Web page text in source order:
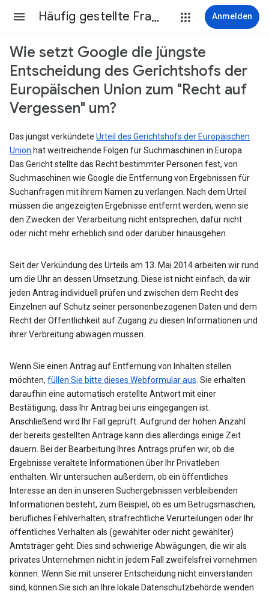
Häufig gestellte Fragen Anmelden
Wie setzt Google die jüngste
Entscheidung des Gerichtshofs der
Europäischen Union zum "Recht auf
Vergessen" um?
Das jüngst verkündete Urteil des Gerichtshofs der Europäischen
Union hat weitreichende Folgen für Suchmaschinen in Europa.
Das Gericht stellte das Recht bestimmter Personen fest, von
Suchmaschinen wie Google die Entfernung von Ergebnissen für
Suchanfragen mit ihrem Namen zu verlangen. Nach dem Urteil
müssen die angezeigten Ergebnisse entfernt werden, wenn sie
den Zwecken der Verarbeitung nicht entsprechen, dafür nicht
oder nicht mehr erheblich sind oder darüber hinausgehen.
Seit der Verkündung des Urteils am 13. Mai 2014 arbeiten wir rund
um die Uhr an dessen Umsetzung. Diese ist nicht einfach, da wir
jeden Antrag individuell prüfen und zwischen dem Recht des
Einzelnen auf Schutz seiner personenbezogenen Daten und dem
Recht der Öffentlichkeit auf Zugang zu diesen Informationen und
ihrer Verbreitung abwägen müssen.
Wenn Sie einen Antrag auf Entfernung von Inhalten stellen
möchten, füllen Sie bitte dieses Webformular aus . Sie erhalten
daraufhin eine automatisch erstellte Antwort mit einer
Bestätigung, dass Ihr Antrag bei uns eingegangen ist.
Anschließend wird Ihr Fall geprüft. Aufgrund der hohen Anzahl
der bereits gestellten Anträge kann dies allerdings einige Zeit
dauern. Bei der Bearbeitung Ihres Antrags prüfen wir, ob die
Ergebnisse veraltete Informationen über Ihr Privatleben
enthalten. Wir untersuchen außerdem, ob ein öffentliches
Interesse an den in unseren Suchergebnissen verbleibenden
Informationen besteht, zum Beispiel, ob es um Betrugsmaschen,
berufliches Fehlverhalten, strafrechtliche Verurteilungen oder Ihr
öffentliches Verhalten als (gewählter oder nicht gewählter)
Amtsträger geht. Dies sind schwierige Abwägungen, die wir als
privates Unternehmen nicht in jedem Fall zweifelsfrei vornehmen
können. Wenn Sie mit unserer Entscheidung nicht einverstanden
sind, können Sie sich an Ihre lokale Datenschutzbehörde wenden.